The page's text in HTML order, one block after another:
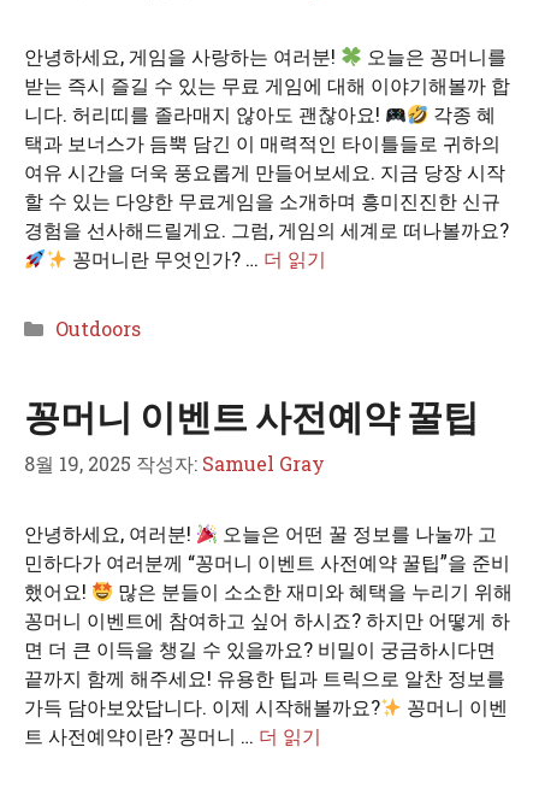
안녕하세요, 게임을 사랑하는 여러분!
오늘은 꽁머니를
받는 즉시 즐길 수 있는 무료 게임에 대해 이야기해볼까 합
니다. 허리띠를 졸라매지 않아도 괜찮아요!
각종 혜
택과 보너스가 듬뿍 담긴 이 매력적인 타이틀들로 귀하의
여유 시간을 더욱 풍요롭게 만들어보세요. 지금 당장 시작
할 수 있는 다양한 무료게임을 소개하며 흥미진진한 신규
경험을 선사해드릴게요. 그럼, 게임의 세계로 떠나볼까요?
꽁머니란 무엇인가? … 더 읽기
카
리
Outdoors
꽁머니 이벤트 사전예약 꿀팁
8월 19, 2025 작성자: Samuel Gray
안녕하세요, 여러분!
오늘은 어떤 꿀 정보를 나눌까 고
민하다가 여러분께 “꽁머니 이벤트 사전예약 꿀팁”을 준비
했어요!
많은 분들이 소소한 재미와 혜택을 누리기 위해
꽁머니 이벤트에 참여하고 싶어 하시죠? 하지만 어떻게 하
면 더 큰 이득을 챙길 수 있을까요? 비밀이 궁금하시다면
끝까지 함께 해주세요! 유용한 팁과 트릭으로 알찬 정보를
가득 담아보았답니다. 이제 시작해볼까요?
꽁머니 이벤
트 사전예약이란? 꽁머니 … 더 읽기